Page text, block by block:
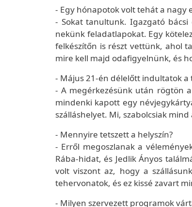
- Egy hónapotok volt tehát a nagy
- Sokat tanultunk. Igazgató
nekünk feladatlapokat. Egy
felkészítőn is részt vettünk, ahol
mire kell majd odafigyelnünk, és
- Május 21-én délelőtt indultatok
- A megérkezésünk után rögtön
mindenki kapott egy
szálláshelyet. Mi, szabolcsiak
- Mennyire tetszett a helyszín?
- Erről megoszlanak a
Rába-hidat, és Jedlik Ányos
volt viszont az, hogy a
tehervonatok, és ez kissé zavart
- Milyen szervezett programok